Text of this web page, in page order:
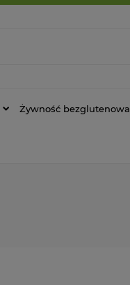
Żywność bezglutenowa